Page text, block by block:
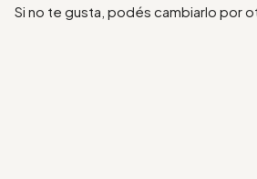
Si no te gusta, podés cambiarlo por